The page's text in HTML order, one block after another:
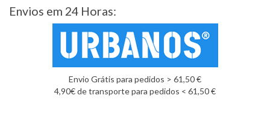
Envios em 24 Horas:
Envio Grátis para pedidos > 61,50 €
4,90€ de transporte para pedidos < 61,50 €